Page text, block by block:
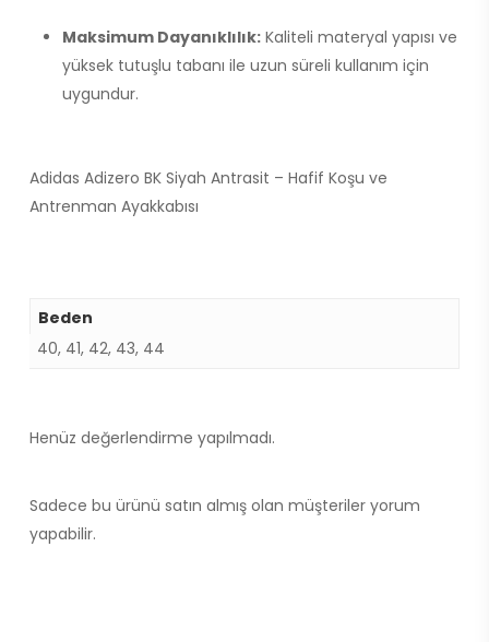
Maksimum Dayanıklılık:Kaliteli materyal yapısı ve
yüksek tutuşlu tabanı ile uzun süreli kullanım için
uygundur.
Adidas Adizero BK Siyah Antrasit – Hafif Koşu ve
Antrenman Ayakkabısı
Beden
40, 41, 42, 43, 44
Henüz değerlendirme yapılmadı.
Sadece bu ürünü satın almış olan müşteriler yorum
yapabilir.